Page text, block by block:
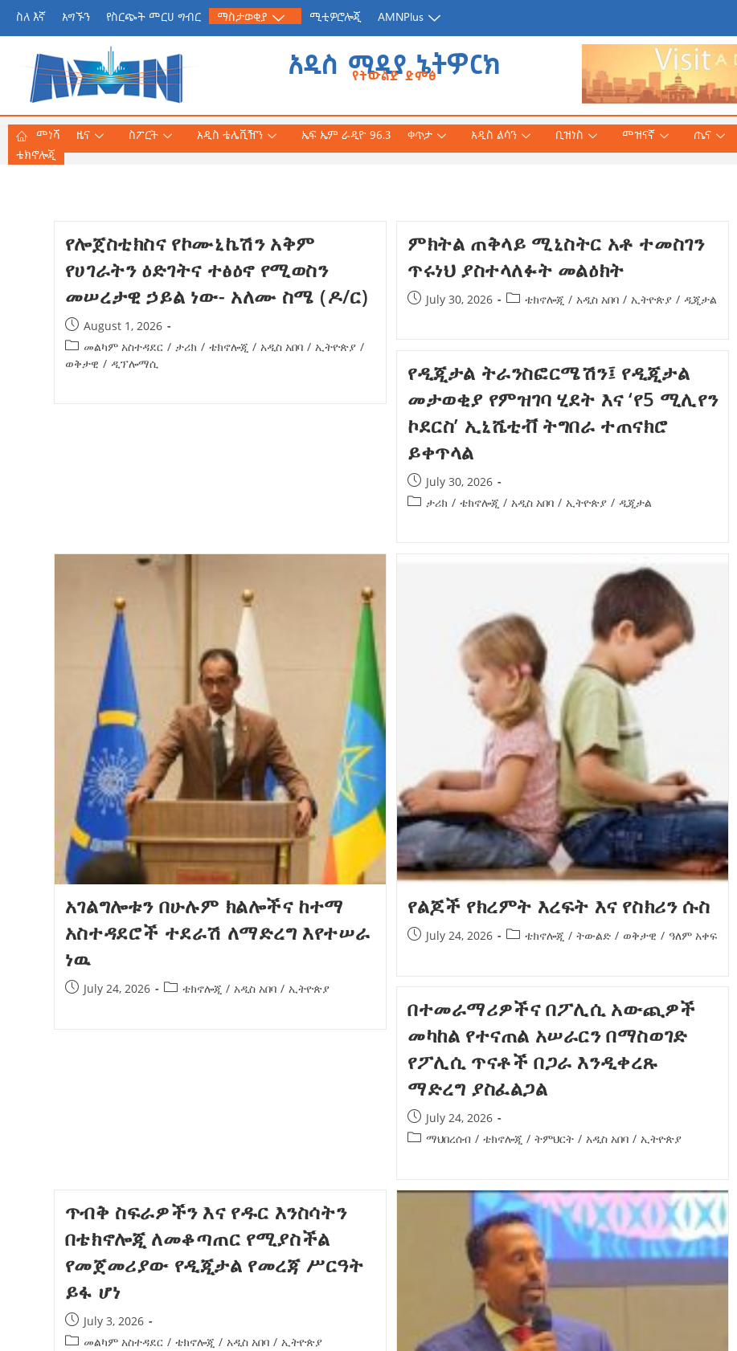
ስለ እኛ አግኙን የስርጭት መርሀ ግብር ማስታወቂያ ሚቲዎሮሎጂ AMNPlus
አዲስ ሚዲያ ኔትዎርክ
የትውልድ ድምፅ
መነሻ ዜና
የኢትዮጵያ ኢኮኖሚ ከቡና ባሻገር
የቤኒን የዲጂታል ትራንስፎርሜሽን እና ኢኖቬሽን
ሚኒስትር ማሁና አክፕሎጋን የኢፌዴሪ መሶብ
አገልግሎትን ጎበኙ
August 5, 2026
ስፖርት
ተቃውሞ የበዛበት የፊፋ አዲሱ እቅድ
July 30, 2026
አዲስ ቴሌቪዥን
የጠቅላይ ሚኒስትር ዐቢይ አሕመድ (ዶ/ር)
«መደመር» መጽሐፍ በቻይንኛ ተተርጉሞ በቅርቡ
ለንባብ ይበቃል
AmnAdmin July 3, 2026
አዲስ ሚዲያ ኔትዎርክ በይዘት ስራዎቹ የሀሰት
ትርክትን በማረም እና የወል ትርክትን በመገንባት
ሃላፊነቱን እየተወጣ ይገኛል
ኤፍ ኤም ራዲዮ 96.3 ቀጥታ አዲስ ልሳን ቢዝነስ መዝናኛ ጤና
ቴክኖሎጂ
የሎጀስቲክስና የኮሙኒኬሽን አቅም
የሀገራትን ዕድገትና ተፅዕኖ የሚወስን
መሠረታዊ ኃይል ነው- አለሙ ስሜ (ዶ/ር)
August 1, 2026
መልካም አስተዳደር / ታሪክ / ቴክኖሎጂ / አዲስ አበባ / ኢትዮጵያ /
ወቅታዊ / ዲፕሎማሲ
ምክትል ጠቅላይ ሚኒስትር አቶ ተመስገን
ጥሩነህ ያስተላለፉት መልዕክት
July 30, 2026 ቴክኖሎጂ / አዲስ አበባ / ኢትዮጵያ / ዲጂታል
የዲጂታል ትራንስፎርሜሽን፤ የዲጂታል
መታወቂያ የምዝገባ ሂደት እና ‘የ5 ሚሊየን
ኮደርስ’ ኢኒሼቲቭ ትግበራ ተጠናክሮ
ይቀጥላል
July 30, 2026
ታሪክ / ቴክኖሎጂ / አዲስ አበባ / ኢትዮጵያ / ዲጂታል
አገልግሎቱን በሁሉም ክልሎችና ከተማ
አስተዳደሮች ተደራሽ ለማድረግ እየተሠራ
ነዉ
July 24, 2026 ቴክኖሎጂ / አዲስ አበባ / ኢትዮጵያ
የልጆች የክረምት እረፍት እና የስክሪን ሱስ
July 24, 2026 ቴክኖሎጂ / ትውልድ / ወቅታዊ / ዓለም አቀፍ
በተመራማሪዎችና በፖሊሲ አውጪዎች
መካከል የተናጠል አሠራርን በማስወገድ
የፖሊሲ ጥናቶች በጋራ እንዲቀረጹ
ማድረግ ያስፈልጋል
July 24, 2026
ማህበረሰብ / ቴክኖሎጂ / ትምህርት / አዲስ አበባ / ኢትዮጵያ
ጥብቅ ስፍራዎችን እና የዱር እንስሳትን
በቴክኖሎጂ ለመቆጣጠር የሚያስችል
የመጀመሪያው የዲጂታል የመረጃ ሥርዓት
ይፋ ሆነ
July 3, 2026
መልካም አስተዳደር / ቴክኖሎጂ / አዲስ አበባ / ኢትዮጵያ